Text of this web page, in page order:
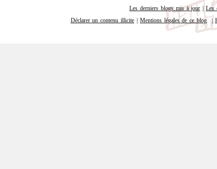
Les derniers blogs mis à jour |Les
Déclarer un contenu illicite
Mentions légales de ce blog |